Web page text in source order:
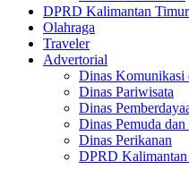
DPRD Kalimantan Timur
Olahraga
Traveler
Advertorial
Dinas Komunikasi
Dinas Pariwisata
Dinas
Dinas Pemuda dan
Dinas Perikanan
DPRD